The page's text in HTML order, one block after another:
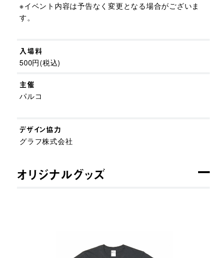
※イベント内容は予告なく変更となる場合がございま
す。
入場料
500円(税込) ​
主催
パルコ
デザイン協力
グラフ株式会社
オリジナルグッズ